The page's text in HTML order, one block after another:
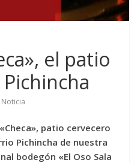
el patio
patio cervecero
Pichincha de nuestra
bodegón «El Oso Sala